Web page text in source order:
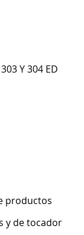
Y 304 ED
productos
y de tocador